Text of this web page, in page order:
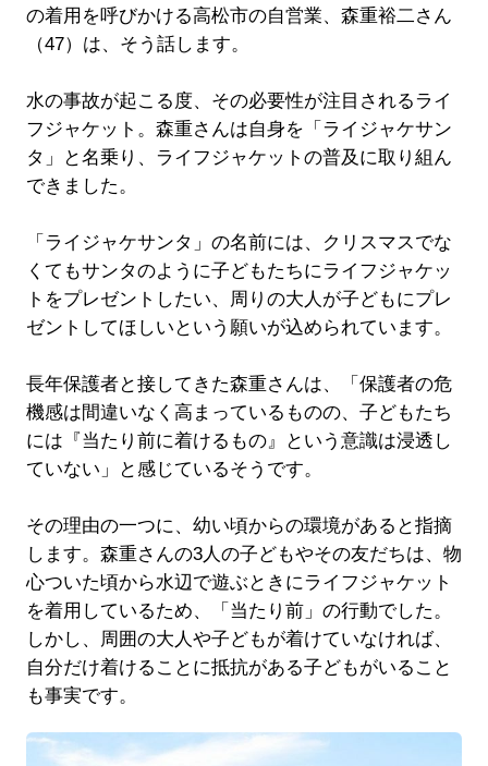
の着用を呼びかける高松市の自営業、森重裕二さん
（47）は、そう話します。
水の事故が起こる度、その必要性が注目されるライ
フジャケット。森重さんは自身を「ライジャケサン
タ」と名乗り、ライフジャケットの普及に取り組ん
できました。
「ライジャケサンタ」の名前には、クリスマスでな
くてもサンタのように子どもたちにライフジャケッ
トをプレゼントしたい、周りの大人が子どもにプレ
ゼントしてほしいという願いが込められています。
長年保護者と接してきた森重さんは、「保護者の危
機感は間違いなく高まっているものの、子どもたち
には『当たり前に着けるもの』という意識は浸透し
ていない」と感じているそうです。
その理由の一つに、幼い頃からの環境があると指摘
します。森重さんの3人の子どもやその友だちは、物
心ついた頃から水辺で遊ぶときにライフジャケット
を着用しているため、「当たり前」の行動でした。
しかし、周囲の大人や子どもが着けていなければ、
自分だけ着けることに抵抗がある子どもがいること
も事実です。